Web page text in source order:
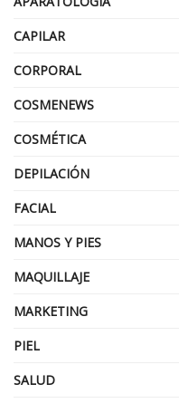
CAPILAR
CORPORAL
COSMENEWS
COSMÉTICA
DEPILACIÓN
FACIAL
MANOS Y PIES
MAQUILLAJE
MARKETING
PIEL
SALUD